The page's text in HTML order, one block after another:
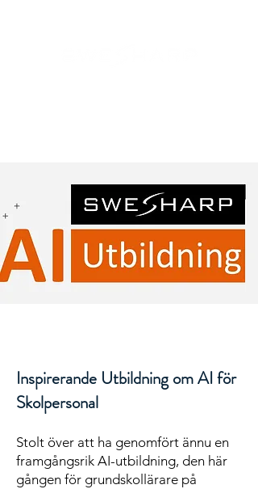
Inspirerande Utbildning om AI för
Skolpersonal
Stolt över att ha genomfört ännu en
framgångsrik AI-utbildning, den här
gången för grundskollärare på